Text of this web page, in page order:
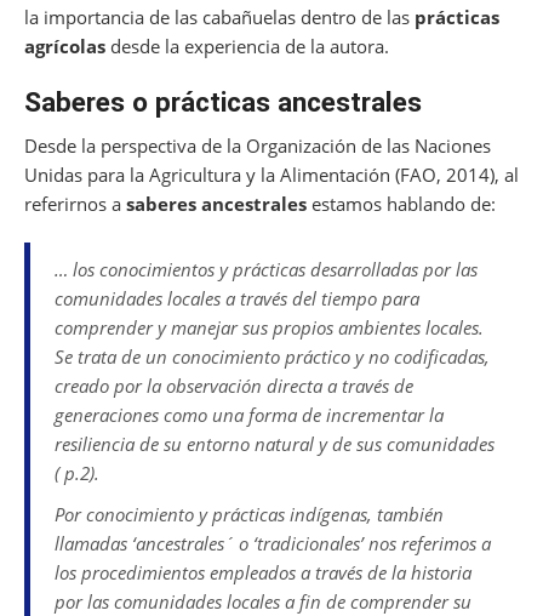
la importancia de las cabañuelas dentro de las prácticas
agrícolas desde la experiencia de la autora.
Saberes o prácticas ancestrales
Desde la perspectiva de la Organización de las Naciones
Unidas para la Agricultura y la Alimentación (FAO, 2014), al
referirnos a saberes ancestrales estamos hablando de:
… los conocimientos y prácticas desarrolladas por las
comunidades locales a través del tiempo para
comprender y manejar sus propios ambientes locales.
Se trata de un conocimiento práctico y no codificadas,
creado por la observación directa a través de
generaciones como una forma de incrementar la
resiliencia de su entorno natural y de sus comunidades
( p.2).
Por conocimiento y prácticas indígenas, también
llamadas ‘ancestrales´ o ‘tradicionales’ nos referimos a
los procedimientos empleados a través de la historia
por las comunidades locales a fin de comprender su